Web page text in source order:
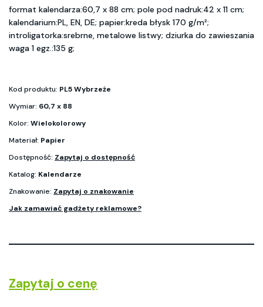
format kalendarza:60,7 x 88 cm; pole pod nadruk:42 x 11 cm;
kalendarium:PL, EN, DE; papier:kreda błysk 170 g/m²;
introligatorka:srebrne, metalowe listwy; dziurka do zawieszania
waga 1 egz.:135 g;
Kod produktu: PL5 Wybrzeże
Wymiar: 60,7 x 88
Kolor: Wielokolorowy
Materiał: Papier
Dostępność: Zapytaj o dostępność
Katalog: Kalendarze
Znakowanie: Zapytaj o znakowanie
Jak zamawiać gadżety reklamowe?
Zapytaj o cenę